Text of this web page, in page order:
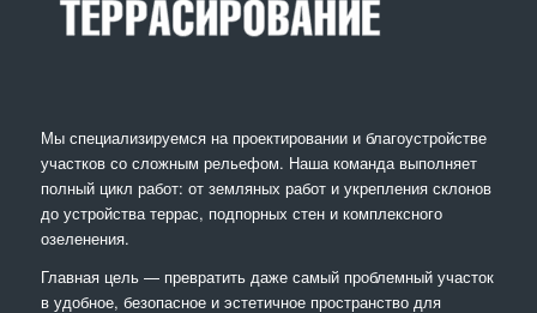
Мы специализируемся на проектировании и благоустройстве
участков со сложным рельефом. Наша команда выполняет
полный цикл работ: от земляных работ и укрепления склонов
до устройства террас, подпорных стен и комплексного
озеленения.
Главная цель — превратить даже самый проблемный участок
в удобное, безопасное и эстетичное пространство для